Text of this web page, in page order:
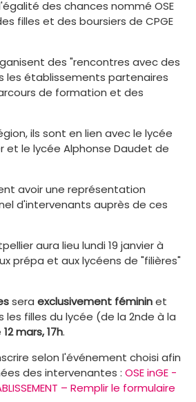
des chances nommé OSE
filles et des boursiers de CPGE
des "rencontres avec des
les établissements partenaires
de formation et des
ils sont en lien avec le lycée
et le lycée Alphonse Daudet de
avoir une représentation
d'intervenants auprès de ces
aura lieu lundi 19 janvier à
prépa et aux lycéens de "filières"
sera exclusivement fémininet
filles du lycée (de la 2nde à la
12 mars, 17h.
selon l'événement choisi afin
des intervenantes : OSE inGE -
– Remplir le formulaire